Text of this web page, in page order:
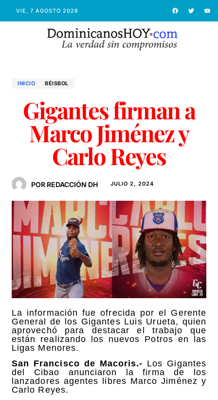
VIE, 7 AGOSTO 2026
INICIO BÉISBOL
Gigantes firman a
Marco Jiménez y
Carlo Reyes
POR REDACCIÓN DH JULIO 2, 2024
La información fue ofrecida por el Gerente
General de los Gigantes Luis Urueta, quien
aprovechó para destacar el trabajo que
están realizando los nuevos Potros en las
Ligas Menores.
San Francisco de Macoris.- Los Gigantes
del Cibao anunciaron la firma de los
lanzadores agentes libres Marco Jiménez y
Carlo Reyes.